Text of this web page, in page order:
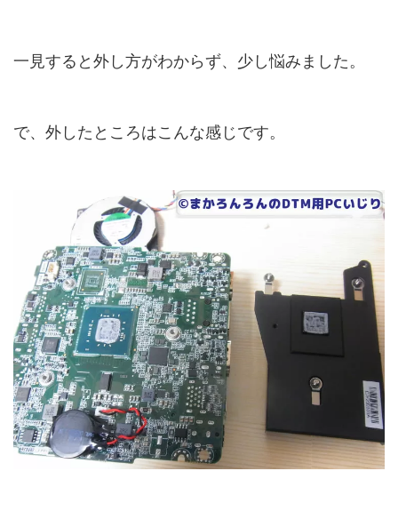
一見すると外し方がわからず、少し悩みました。
で、外したところはこんな感じです。